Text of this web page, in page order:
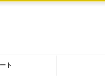
ト